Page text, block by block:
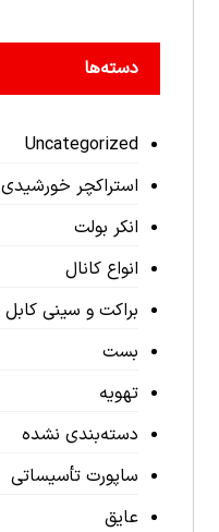
دسته‌ها
Uncategorized
استراکچر خورشیدی
انکر بولت
انواع کانال
براکت و سینی کابل
بست
تهویه
دسته‌بندی نشده
ساپورت تأسیساتی
عایق